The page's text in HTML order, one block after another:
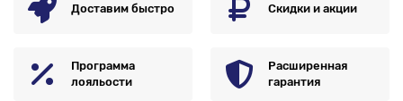
Доставим быстро Скидки и акции
Программа
лояльости
Расширенная
гарантия